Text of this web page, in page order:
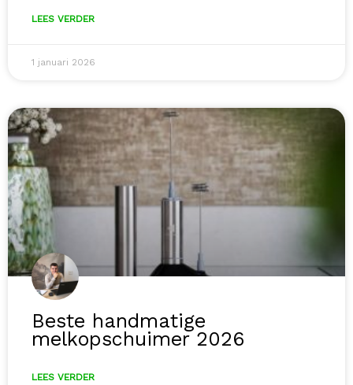
LEES VERDER
1 januari 2026
Beste handmatige
melkopschuimer 2026
LEES VERDER